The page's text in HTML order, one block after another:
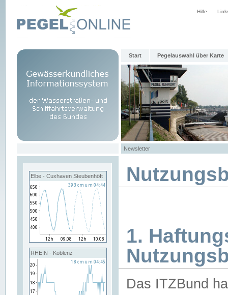
Hilfe
Start Pegelauswahl über Karte
Newsletter
Elbe - Cuxhaven Steubenhöft
RHEIN - Koblenz
1.
Das ITZBund